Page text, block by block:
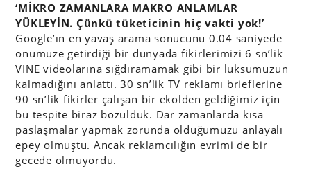
‘MİKRO ZAMANLARA MAKRO ANLAMLAR
YÜKLEYİN. Çünkü tüketicinin hiç vakti yok!’
Google’ın en yavaş arama sonucunu 0.04 saniyede
önümüze getirdiği bir dünyada fikirlerimizi 6 sn’lik
VINE videolarına sığdıramamak gibi bir lüksümüzün
kalmadığını anlattı. 30 sn’lik TV reklamı brieflerine
90 sn’lik fikirler çalışan bir ekolden geldiğimiz için
bu tespite biraz bozulduk. Dar zamanlarda kısa
paslaşmalar yapmak zorunda olduğumuzu anlayalı
epey olmuştu. Ancak reklamcılığın evrimi de bir
gecede olmuyordu.